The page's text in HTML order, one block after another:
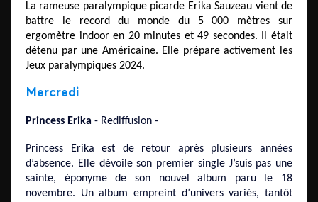
La rameuse paralympique picarde Erika Sauzeau vient de
battre le record du monde du 5 000 mètres sur
ergomètre indoor en 20 minutes et 49 secondes. Il était
détenu par une Américaine. Elle prépare activement les
Jeux paralympiques 2024.
Mercredi
Princess Erika - Rediffusion -
Princess Erika est de retour après plusieurs années
d’absence. Elle dévoile son premier single J’suis pas une
sainte, éponyme de son nouvel album paru le 18
novembre. Un album empreint d’univers variés, tantôt